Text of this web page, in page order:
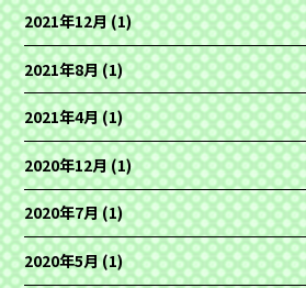
2021年12月(1)
2021年8月(1)
2021年4月(1)
2020年12月(1)
2020年7月(1)
2020年5月(1)